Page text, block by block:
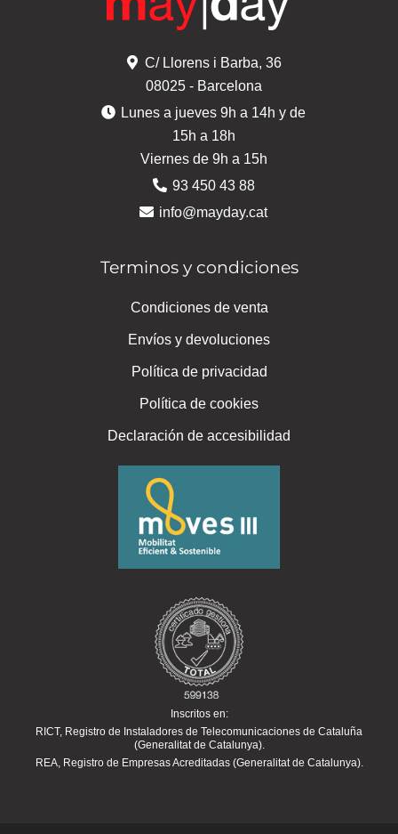
C/ Llorens i Barba, 36
08025 - Barcelona
Lunes a jueves 9h a 14h y de
15h a 18h
Viernes de 9h a 15h
93 450 43 88
info@mayday.cat
Terminos y condiciones
Condiciones de venta
Envíos y devoluciones
Política de privacidad
Política de cookies
Declaración de accesibilidad
Inscritos en:
RICT, Registro de Instaladores de Telecomunicaciones de Cataluña
(Generalitat de Catalunya).
REA, Registro de Empresas Acreditadas (Generalitat de Catalunya).